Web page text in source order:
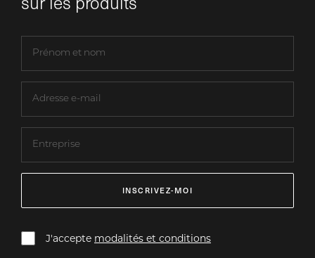
INSCRIVEZ-MOI
J'accepte modalités et conditions